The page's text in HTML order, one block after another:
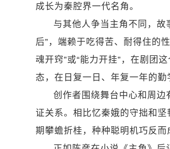
成长为秦腔界一代名角。
与其他人争当主角不同，故
后”，端赖于吃得苦、耐得住的
魂开窍”或“能力开挂”，在剧团
态，在日复一日、年复一年的
创作者围绕舞台中心和周
证关系。相比忆秦娥的守拙和
期攀蟾折桂，种种聪明机巧反而